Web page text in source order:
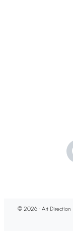
© 2026 - Art Direction